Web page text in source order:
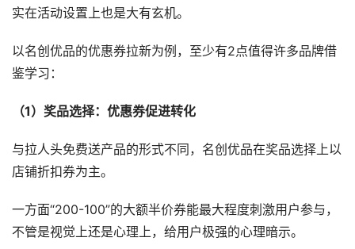
实在活动设置上也是大有玄机。
以名创优品的优惠券拉新为例，至少有2点值得许多品牌借
鉴学习：
（1）奖品选择：优惠券促进转化
与拉人头免费送产品的形式不同，名创优品在奖品选择上以
店铺折扣券为主。
一方面“200-100”的大额半价券能最大程度刺激用户参与，
不管是视觉上还是心理上，给用户极强的心理暗示。